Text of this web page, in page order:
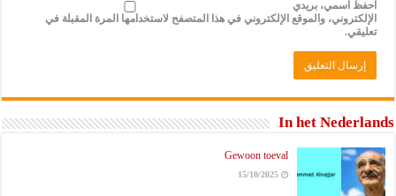
احفظ اسمي، بريدي
الإلكتروني، والموقع الإلكتروني في هذا المتصفح لاستخدامها المرة المقبلة في
تعليقي.
In het Nederlands
Gewoon toeval
15/10/2025